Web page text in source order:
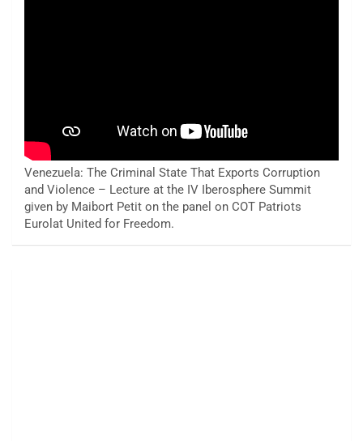
Venezuela: The Criminal State That Exports Corruption
and Violence – Lecture at the IV Iberosphere Summit
given by Maibort Petit on the panel on COT Patriots
Eurolat United for Freedom.